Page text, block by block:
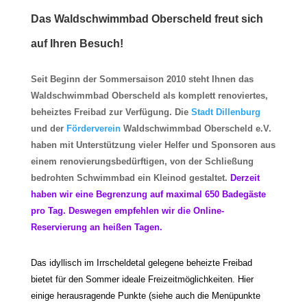
Das Waldschwimmbad Oberscheld freut sich
auf Ihren Besuch!
Seit Beginn der Sommersaison 2010 steht Ihnen das
Waldschwimmbad Oberscheld als komplett renoviertes,
beheiztes Freibad zur Verfügung. Die Stadt Dillenburg
und der FördervereinWaldschwimmbad Oberscheld e.V.
haben mit Unterstützung vieler Helfer und Sponsoren aus
einem renovierungsbedürftigen, von der Schließung
bedrohten Schwimmbad ein Kleinod gestaltet. Derzeit
haben wir eine Begrenzung auf maximal 650 Badegäste
pro Tag. Deswegen empfehlen wir die Online-
Reservierung an heißen Tagen.
Das idyllisch im Irrscheldetal gelegene beheizte Freibad
bietet für den Sommer ideale Freizeitmöglichkeiten. Hier
einige herausragende Punkte (siehe auch die Menüpunkte